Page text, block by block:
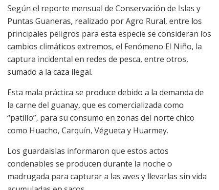
Según el reporte mensual de Conservación de Islas y
Puntas Guaneras, realizado por Agro Rural, entre los
principales peligros para esta especie se consideran los
cambios climáticos extremos, el Fenómeno El Niño, la
captura incidental en redes de pesca, entre otros,
sumado a la caza ilegal.
Esta mala práctica se produce debido a la demanda de
la carne del guanay, que es comercializada como
“patillo”, para su consumo en zonas del norte chico
como Huacho, Carquín, Végueta y Huarmey.
Los guardaislas informaron que estos actos
condenables se producen durante la noche o
madrugada para capturar a las aves y llevarlas sin vida